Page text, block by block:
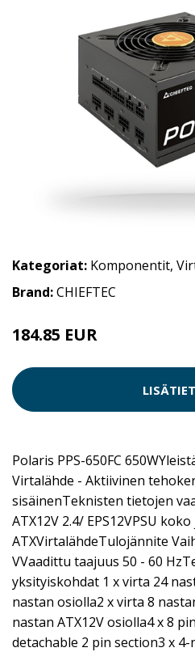
Kategoriat: Komponentit,
Brand:CHIEFTEC
184.85 EUR
Polaris PPS-650FC
Virtalähde - Aktiivinen
sisäinenTeknisten tietojen
ATX12V 2.4/ EPS12VPSU
ATXVirtalähdeTulojännite
VVaadittu taajuus 50 - 60
yksityiskohdat 1 x virta 24
nastan osiolla2 x virta 8
nastan ATX12V osiolla4 x 8
detachable 2 pin section3 x